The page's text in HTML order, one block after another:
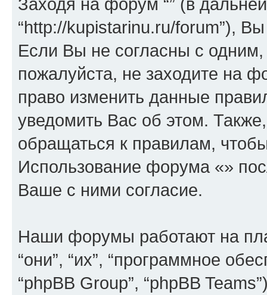
“http://kupistarinu.ru/forum”),
Если Вы не согласны с
пожалуйста, не заходите на
право изменить данные
уведомить Вас об этом.
обращаться к правилам,
Использование форума «»
Ваше с ними согласие.
Наши форумы работают на
“они”, “их”, “программное
“phpBB Group”, “phpBB